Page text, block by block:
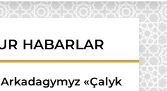
HABARLAR
«Çalyk